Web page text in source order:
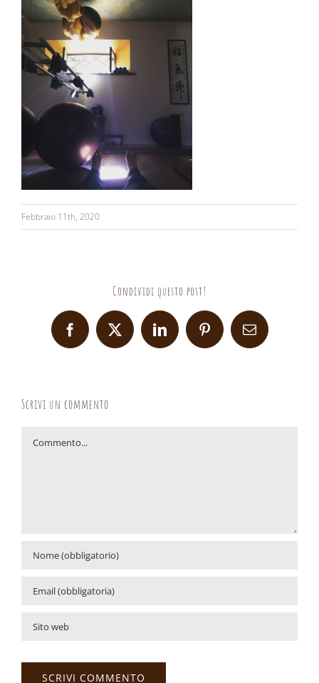
Febbraio 11th, 2020
Condividi questo post!
Facebook
X LinkedInPinterestEmail
Scrivi un commento